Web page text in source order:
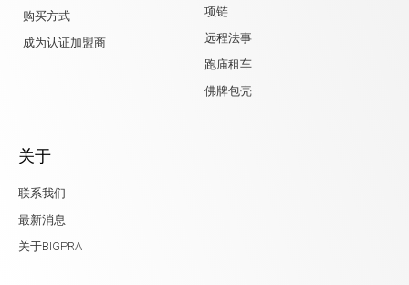
购买方式
成为认证加盟商
项链
远程法事
跑庙租车
佛牌包壳
关于
联系我们
最新消息
关于BIGPRA